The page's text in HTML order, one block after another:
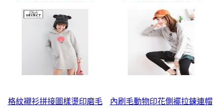
格紋襯衫拼接圖樣燙印磨毛
內刷毛動物印花側襬拉鍊連帽